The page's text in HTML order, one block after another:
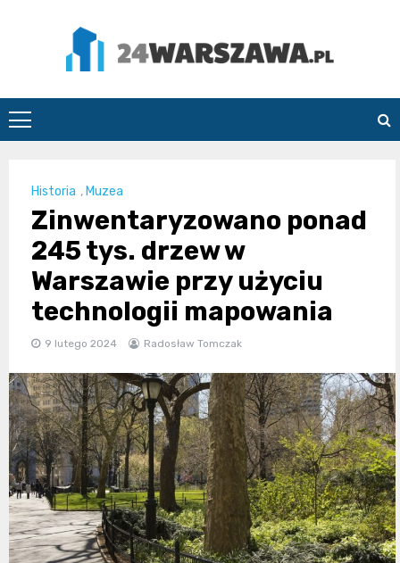
24Warszawa.pl
Historia , Muzea
Zinwentaryzowano ponad
245 tys. drzew w
Warszawie przy użyciu
technologii mapowania
9 lutego 2024 Radosław Tomczak